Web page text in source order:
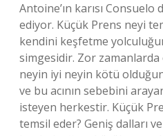
Antoine’ın karısı
ediyor. Küçük Prens neyi
kendini keşfetme
simgesidir. Zor zamanlarda
neyin iyi neyin kötü
ve bu acının sebebini
isteyen herkestir. Küçük
temsil eder? Geniş dalları